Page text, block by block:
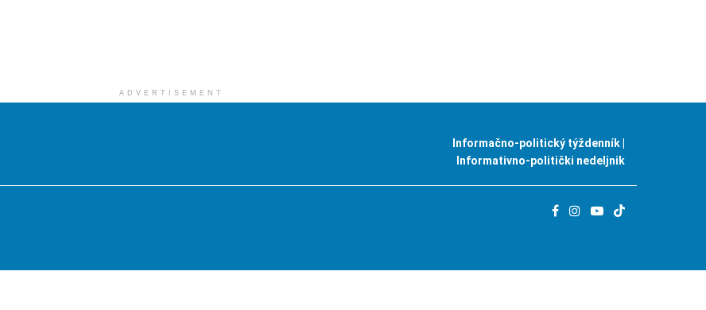
ADVERTISEMENT
Informačno-politický týždenník |
Informativno-politički nedeljnik